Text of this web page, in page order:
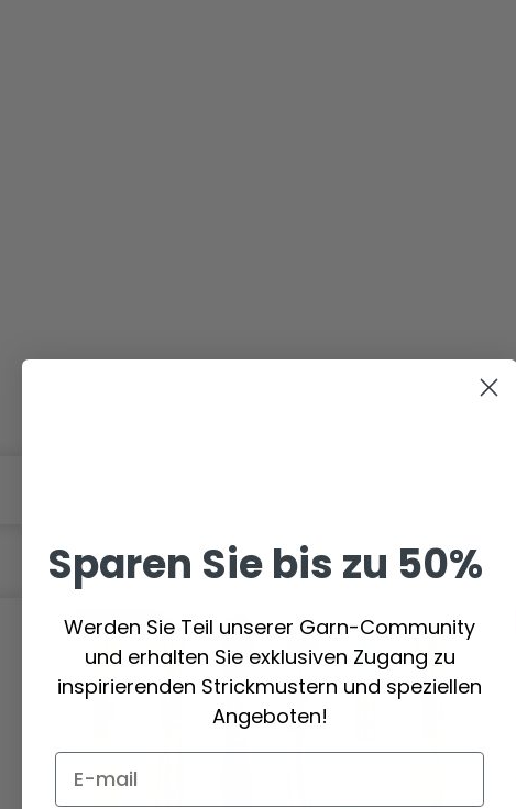
20%Rabatt
Sparen Sie bis zu 50%
Werden Sie Teil unserer Garn-Community
und erhalten Sie exklusiven Zugang zu
inspirierenden Strickmustern und speziellen
Angeboten!